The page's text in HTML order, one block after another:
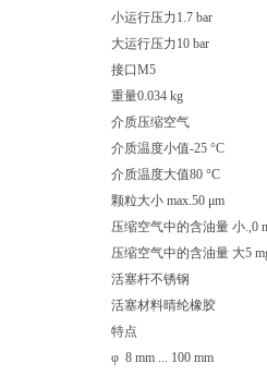
小运行压力1.7 bar
大运行压力10 bar
接口M5
重量0.034 kg
介质压缩空气
介质温度小值-25 °C
介质温度大值80 °C
颗粒大小 max.50 μm
压缩空气中的含油量 小.,0
压缩空气中的含油量 大5
活塞杆不锈钢
活塞材料晴纶橡胶
特点
φ 8 mm ... 100 mm